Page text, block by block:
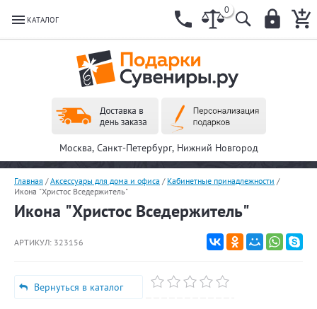
КАТАЛОГ
0
Москва, Санкт-Петербург, Нижний Новгород
Главная /Аксессуары для дома и офиса / Кабинетные принадлежности /
Икона "Христос Вседержитель"
Икона "Христос Вседержитель"
АРТИКУЛ: 323156
Вернуться в каталог